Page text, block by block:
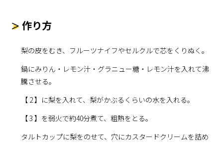
作り方
梨の皮をむき、フルーツナイフやセルクルで芯をくりぬく。
鍋にみりん・レモン汁・グラニュー糖・レモン汁を入れて沸
騰させる。
【 2 】に梨を入れて、梨がかぶるくらいの水を入れる。
【 3 】を弱火で約40分煮て、粗熱をとる。
タルトカップに梨をのせて、穴にカスタードクリームを詰め